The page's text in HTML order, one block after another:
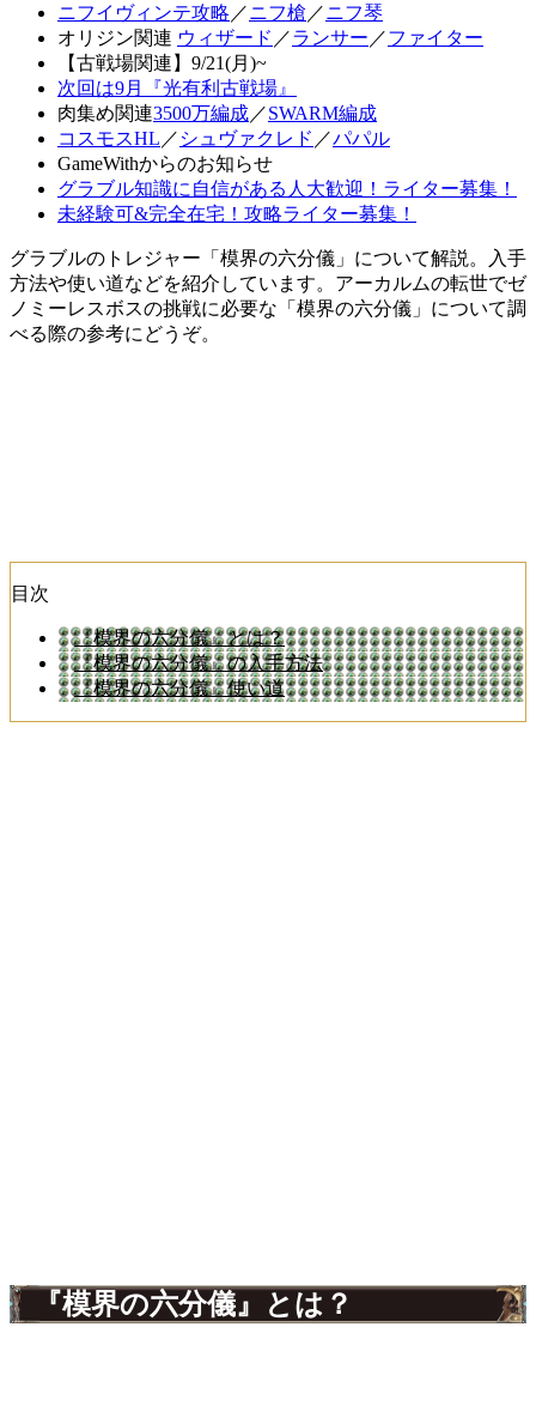
ニフイヴィンテ攻略 ／ニフ槍 ／ニフ琴
オリジン関連 ウィザード ／ランサー ／ファイター
【古戦場関連】9/21(月)~
次回は9月『光有利古戦場』
肉集め関連3500万編成／SWARM編成
コスモスHL ／ シュヴァクレド ／パパル
GameWithからのお知らせ
グラブル知識に自信がある人大歓迎！ライター募集！
未経験可&完全在宅！攻略ライター募集！
グラブルのトレジャー「模界の六分儀」について解説。入手
方法や使い道などを紹介しています。アーカルムの転世でゼ
ノミーレスボスの挑戦に必要な「模界の六分儀」について調
べる際の参考にどうぞ。
目次
『模界の六分儀』とは？
『模界の六分儀』の入手方法
『模界の六分儀』使い道
『模界の六分儀』とは？